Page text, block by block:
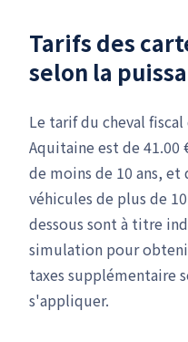
Tarifs des
selon la
Le tarif du cheval
Aquitaine est de 41.00
de moins de 10 ans, et
véhicules de plus de
dessous sont à titre
simulation pour
taxes supplémentaire
s'appliquer.